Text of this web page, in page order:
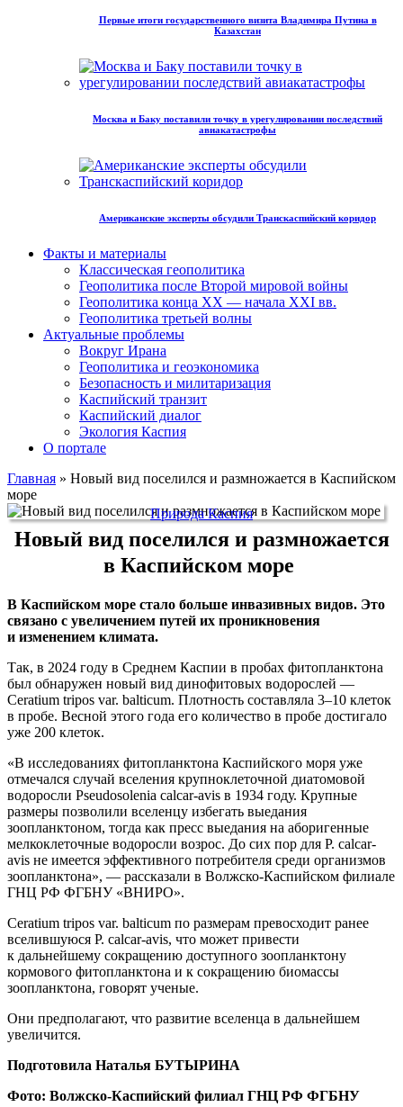
Первые итоги государственного визита Владимира Путина в
Казахстан
Москва и Баку поставили точку в урегулировании последствий
авиакатастрофы
Американские эксперты обсудили Транскаспийский коридор
Факты и материалы
Классическая геополитика
Геополитика после Второй мировой войны
Геополитика конца XX — начала XXI вв.
Геополитика третьей волны
Актуальные проблемы
Вокруг Ирана
Геополитика и геоэкономика
Безопасность и милитаризация
Каспийский транзит
Каспийский диалог
Экология Каспия
О портале
Главная » Новый вид поселился и размножается в Каспийском
море
Природа Каспия
Новый вид поселился и размножается
в Каспийском море
В Каспийском море стало больше инвазивных видов. Это
связано с увеличением путей их проникновения
и изменением климата.
Так, в 2024 году в Среднем Каспии в пробах фитопланктона
был обнаружен новый вид динофитовых водорослей —
Ceratium tripos var. balticum. Плотность составляла 3–10 клеток
в пробе. Весной этого года его количество в пробе достигало
уже 200 клеток.
«В исследованиях фитопланктона Каспийского моря уже
отмечался случай вселения крупноклеточной диатомовой
водоросли Pseudosolenia calcar-avis в 1934 году. Крупные
размеры позволили вселенцу избегать выедания
зоопланктоном, тогда как пресс выедания на аборигенные
мелкоклеточные водоросли возрос. До сих пор для P. calcar-
avis не имеется эффективного потребителя среди организмов
зоопланктона», — рассказали в Волжско-Каспийском филиале
ГНЦ РФ ФГБНУ «ВНИРО».
Ceratium tripos var. balticum по размерам превосходит ранее
вселившуюся P. calcar-avis, что может привести
к дальнейшему сокращению доступного зоопланктону
кормового фитопланктона и к сокращению биомассы
зоопланктона, говорят ученые.
Они предполагают, что развитие вселенца в дальнейшем
увеличится.
Подготовила Наталья БУТЫРИНА
Фото: Волжско-Каспийский филиал ГНЦ РФ ФГБНУ